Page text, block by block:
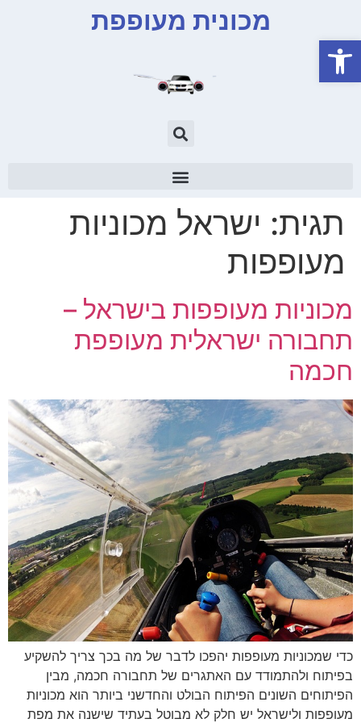
פתח סרגל נגישות
מכונית מעופפת
תגית: ישראל מכוניות
מעופפות
מכוניות מעופפות בישראל –
תחבורה ישראלית מעופפת
חכמה
כדי שמכוניות מעופפות יהפכו לדבר של מה בכך צריך להשקיע
בפיתוח ולהתמודד עם האתגרים של תחבורה חכמה, מבין
הפיתוחים השונים הפיתוח הבולט והחדשני ביותר הוא מכוניות
מעופפות ולישראל יש חלק לא מבוטל בעתיד שישנה את מפת